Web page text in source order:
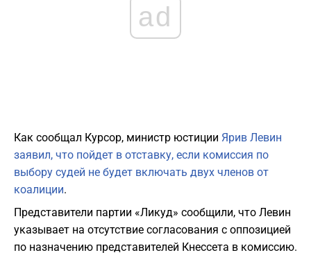
ad
Как сообщал Курсор, министр юстиции Ярив Левин
заявил, что пойдет в отставку, если комиссия по
выбору судей не будет включать двух членов от
коалиции.
Представители партии «Ликуд» сообщили, что Левин
указывает на отсутствие согласования с оппозицией
по назначению представителей Кнессета в комиссию.